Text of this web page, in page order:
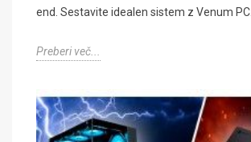
end. Sestavite idealen sistem z Venum PC.
Preberi več...